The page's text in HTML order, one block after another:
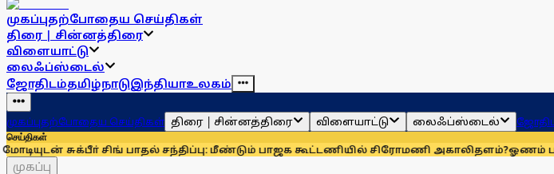
முகப்புதற்போதைய செய்திகள்
திரை | சின்னத்திரை
விளையாட்டு
லைஃப்ஸ்டைல்
ஜோதிடம்தமிழ்நாடுஇந்தியாஉலகம்
முகப்புதற்போதைய செய்திகள் திரை | சின்னத்திரை விளையாட்டு லைஃப்ஸ்டைல்
செய்திகள்
சிங் பாதல் சந்திப்பு: மீண்டும் பாஜக கூட்டணியில் சிரோமணி அகாலிதளம்?ஓணம் பண்டிகைக்கு
முகப்பு